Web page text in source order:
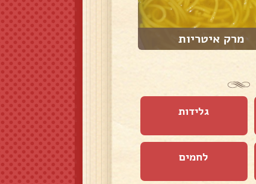
מרק איטריות
גלידות
לחמים